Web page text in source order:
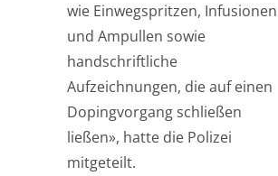
wie Einwegspritzen, Infusionen
und Ampullen sowie
handschriftliche
Aufzeichnungen, die auf einen
Dopingvorgang schließen
ließen», hatte die Polizei
mitgeteilt.